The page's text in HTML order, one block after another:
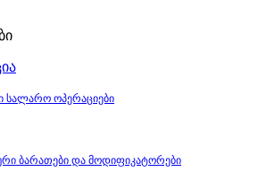
სალარო ოპერაციები
ბარათები და მოდიფიკატორები